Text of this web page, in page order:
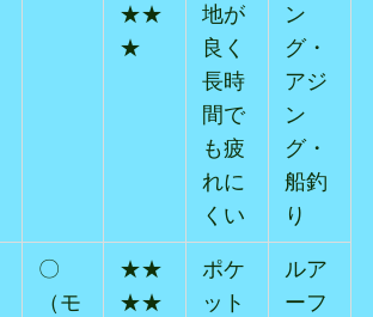
★★
★
地が
良く
長時
間で
も疲
れに
くい
ン
グ・
アジ
ン
グ・
船釣
り
〇
（モ
★★
★★
ポケ
ット
ルア
ーフ